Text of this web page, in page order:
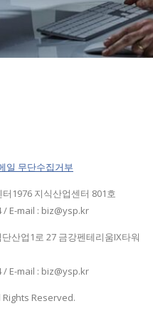
일 무단수집거부
1976 지식산업센터 801호
/ E-mail : biz@ysp.kr
산업1로 27 금강펜테리움IX타워
/ E-mail : biz@ysp.kr
Reserved.